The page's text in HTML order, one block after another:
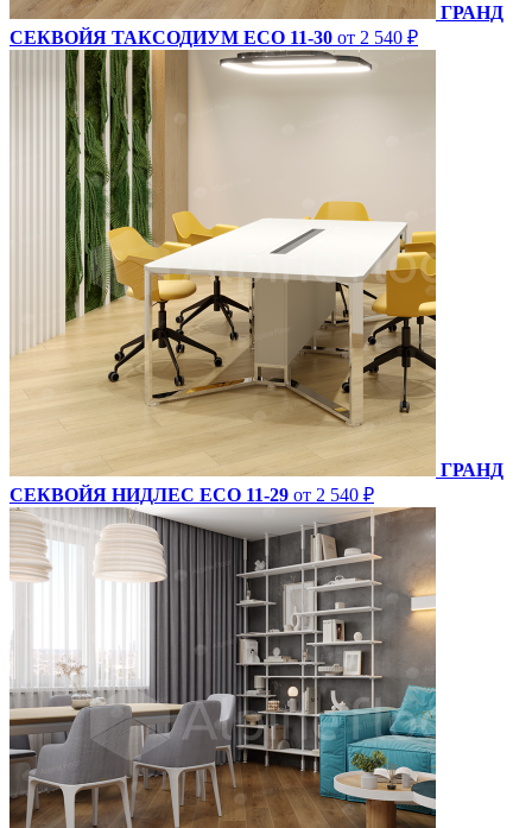
ГРАНД
СЕКВОЙЯ ТАКСОДИУМ ECO 11-30 от 2 540 ₽
ГРАНД
СЕКВОЙЯ НИДЛЕС ECO 11-29 от 2 540 ₽